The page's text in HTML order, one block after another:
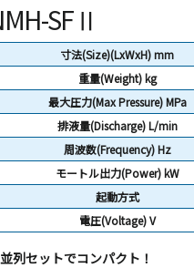
SFⅡ
寸法(Size)(LxWxH) mm
重量(Weight)kg
最大圧力(Max Pressure) MPa
排液量(Discharge) L/min
周波数(Frequency) Hz
モートル出力(Power) kW
起動方式
電圧(Voltage) V
列セットでコンパクト！